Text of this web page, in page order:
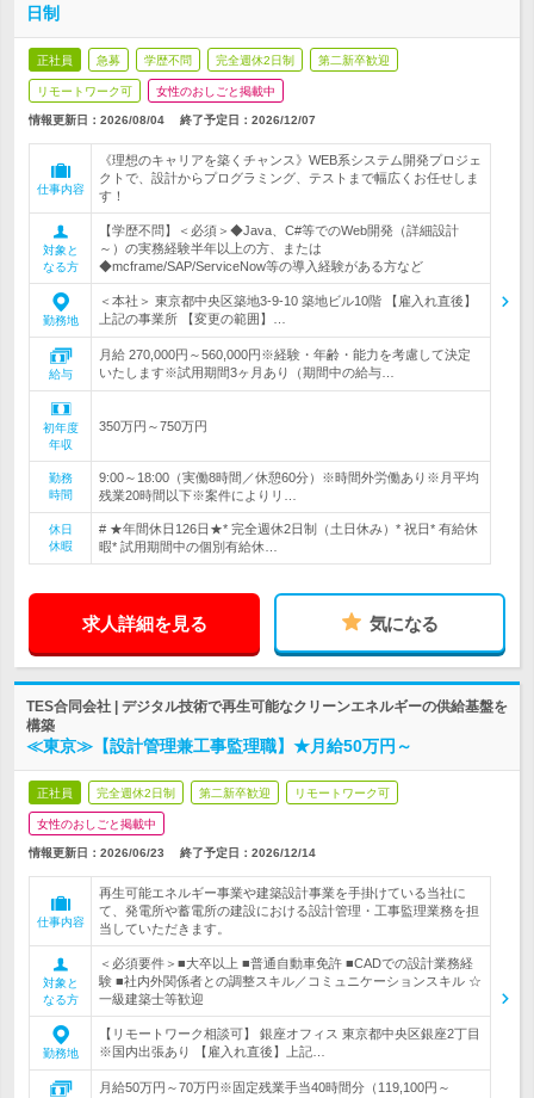
日制
正社員 急募 学歴不問 完全週休2日制 第二新卒歓迎
リモートワーク可 女性のおしごと掲載中
情報更新日：2026/08/04 終了予定日： 2026/12/07
仕事内容
《理想のキャリアを築くチャンス》WEB系システム開発プロジェ
クトで、設計からプログラミング、テストまで幅広くお任せしま
す！
対象と
なる方
【学歴不問】＜必須＞◆Java、C#等でのWeb開発（詳細設計
～）の実務経験半年以上の方、または
◆mcframe/SAP/ServiceNow等の導入経験がある方など
勤務地
＜本社＞ 東京都中央区築地3-9-10 築地ビル10階 【雇入れ直後】
上記の事業所 【変更の範囲】…
給与
月給 270,000円～560,000円※経験・年齢・能力を考慮して決定
いたします※試用期間3ヶ月あり（期間中の給与…
初年度
年収
350万円～750万円
勤務
時間
9:00～18:00（実働8時間／休憩60分）※時間外労働あり※月平均
残業20時間以下※案件によりリ…
休日
休暇
# ★年間休日126日★* 完全週休2日制（土日休み）* 祝日* 有給休
暇* 試用期間中の個別有給休…
求人詳細を見る 気になる
TES合同会社 | デジタル技術で再生可能なクリーンエネルギーの供給基盤を
構築
≪東京≫【設計管理兼工事監理職】★月給50万円～
正社員 完全週休2日制 第二新卒歓迎 リモートワーク可
女性のおしごと掲載中
情報更新日：2026/06/23 終了予定日： 2026/12/14
仕事内容
再生可能エネルギー事業や建築設計事業を手掛けている当社に
て、発電所や蓄電所の建設における設計管理・工事監理業務を担
当していただきます。
対象と
なる方
＜必須要件＞■大卒以上 ■普通自動車免許 ■CADでの設計業務経
験 ■社内外関係者との調整スキル／コミュニケーションスキル ☆
一級建築士等歓迎
勤務地
【リモートワーク相談可】 銀座オフィス 東京都中央区銀座2丁目
※国内出張あり 【雇入れ直後】上記…
月給50万円～70万円※固定残業手当40時間分（119,100円～